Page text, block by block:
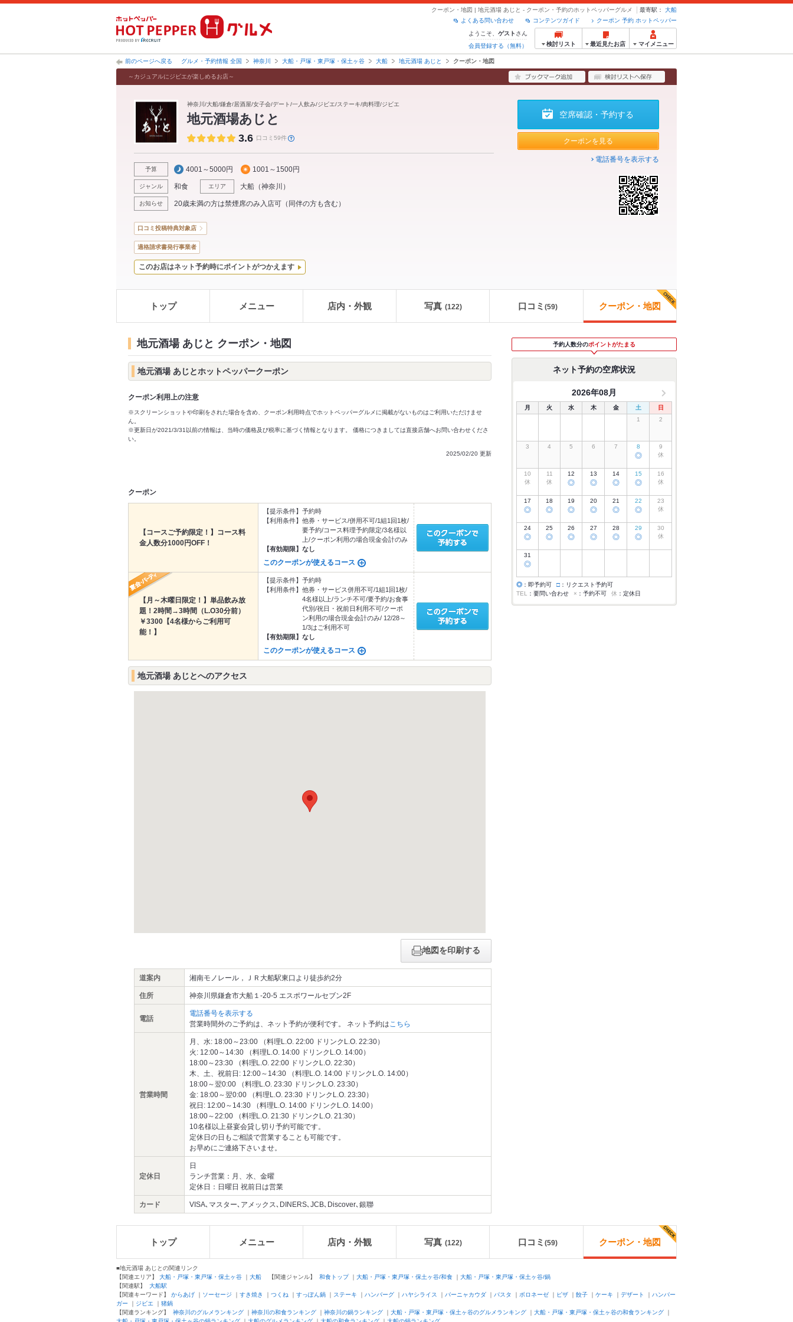
クーポン・地図 | 地元酒場 あじと - クーポン・予約のホットペッパーグルメ 最寄駅：
大船
クーポン 予約 ホットペッパー
コンテンツガイド
よくある問い合わせ
ようこそ、 ゲスト さん
会員登録する（無料）
検討リスト 最近見たお店 マイメニュー
前のページへ戻る グルメ・予約情報 全国 神奈川 大船・戸塚・東戸塚・保土ヶ谷 大船 地元酒場 あじと クーポン・地図
～カジュアルにジビエが楽しめるお店～
神奈川/大船/鎌倉/居酒屋/女子会/デート/一人飲み/ジビエ/ステーキ/肉料理/ジビエ
地元酒場あじと
3.6 口コミ59件
予算 4001～5000円 1001～1500円
ジャンル 和食 エリア 大船 （神奈川 ）
お知らせ 20歳未満の方は禁煙席のみ入店可（同伴の方も含む）
空席確認・予約する
クーポンを見る
電話番号を表示する
口コミ投稿特典対象店
適格請求書発行事業者
このお店はネット予約時にポイントがつかえます
トップ メニュー 店内・外観 写真 (122) 口コミ (59) クーポン・地図
地元酒場 あじと クーポン・地図
地元酒場 あじとホットペッパークーポン
クーポン利用上の注意
※スクリーンショットや印刷をされた場合を含め、クーポン利用時点でホットペッパーグルメに掲載がないものはご利用いただけませ
ん。
※更新日が2021/3/31以前の情報は、当時の価格及び税率に基づく情報となります。 価格につきましては直接店舗へお問い合わせくださ
い。
2025/02/20 更新
クーポン
【コースご予約限定！】コース料
金人数分1000円OFF！
【提示条件】 予約時
【利用条件】 他券・サービス/併用不可/1組1回1枚/
要予約/コース料理予約限定/3名様以
上/クーポン利用の場合現金会計のみ
【有効期限】 なし
このクーポンが使えるコース
【月～木曜日限定！】単品飲み放
題！2時間→3時間（L.O30分前）
￥3300【4名様からご利用可
能！】
【提示条件】 予約時
【利用条件】 他券・サービス併用不可/1組1回1枚/
4名様以上/ランチ不可/要予約/お食事
代別/祝日・祝前日利用不可/クーポ
ン利用の場合現金会計のみ/ 12/28～
1/3はご利用不可
【有効期限】 なし
このクーポンが使えるコース
地元酒場 あじとへのアクセス
地図を印刷する
道案内 湘南モノレール，ＪＲ大船駅東口より徒歩約2分
住所 神奈川県鎌倉市大船１-20-5 エスポワールセブン2F
電話
電話番号を表示する
営業時間外のご予約は、ネット予約が便利です。 ネット予約はこちら
営業時間
月、水: 18:00～23:00 （料理L.O. 22:00 ドリンクL.O. 22:30）
火: 12:00～14:30 （料理L.O. 14:00 ドリンクL.O. 14:00）
18:00～23:30 （料理L.O. 22:00 ドリンクL.O. 22:30）
木、土、祝前日: 12:00～14:30 （料理L.O. 14:00 ドリンクL.O. 14:00）
18:00～翌0:00 （料理L.O. 23:30 ドリンクL.O. 23:30）
金: 18:00～翌0:00 （料理L.O. 23:30 ドリンクL.O. 23:30）
祝日: 12:00～14:30 （料理L.O. 14:00 ドリンクL.O. 14:00）
18:00～22:00 （料理L.O. 21:30 ドリンクL.O. 21:30）
10名様以上昼宴会貸し切り予約可能です。
定休日の日もご相談で営業することも可能です。
お早めにご連絡下さいませ。
定休日
日
ランチ営業：月、水、金曜
定休日：日曜日 祝前日は営業
カード VISA､マスター､アメックス､DINERS､JCB､Discover､銀聯
予約人数分のポイントがたまる
ネット予約の空席状況
2026年08月
月 火 水 木 金 土
日
1
2
3 4 5 6 7 8
◎
9
休
10
休
11
休
12
◎
13
◎
14
◎
15
◎
16
休
17
◎
18
◎
19
◎
20
◎
21
◎
22
◎
23
休
24
◎
25
◎
26
◎
27
◎
28
◎
29
◎
30
休
31
◎
◎ ：即予約可 □ ：リクエスト予約可
TEL
：要問い合わせ × ：予約不可 休 ：定休日
トップ メニュー 店内・外観 写真 (122) 口コミ (59) クーポン・地図
■地元酒場 あじとの関連リンク
【関連エリア】 大船・戸塚・東戸塚・保土ヶ谷 ｜ 大船 【関連ジャンル】 和食トップ｜ 大船・戸塚・東戸塚・保土ヶ谷/和食 ｜ 大船・戸塚・東戸塚・保土ヶ谷/鍋
【関連駅】 大船駅
【関連キーワード】 からあげ ｜ ソーセージ ｜ すき焼き ｜ つくね ｜ すっぽん鍋 ｜ ステーキ ｜ ハンバーグ ｜ ハヤシライス ｜ バーニャカウダ ｜ パスタ ｜ ボロネーゼ ｜ ピザ ｜ 餃子 ｜ ケーキ ｜ デザート ｜ ハンバー
ガー ｜ ジビエ ｜ 猪鍋
【関連ランキング】 神奈川のグルメランキング ｜ 神奈川の和食ランキング ｜ 神奈川の鍋ランキング ｜ 大船・戸塚・東戸塚・保土ヶ谷のグルメランキング ｜ 大船・戸塚・東戸塚・保土ヶ谷の和食ランキング ｜